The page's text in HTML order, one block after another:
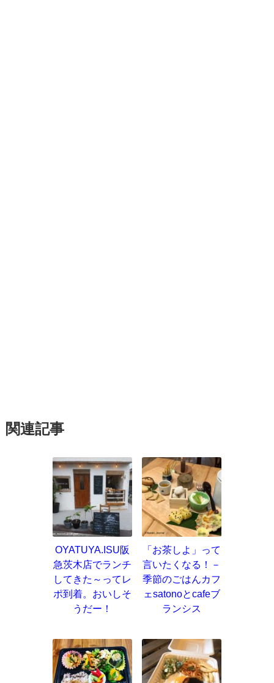
関連記事
OYATUYA.ISU阪
急茨木店でランチ
してきた～ってレ
ポ到着。おいしそ
うだー！
「お茶しよ」って
言いたくなる！－
季節のごはんカフ
ェsatonoとcafeブ
ランシス